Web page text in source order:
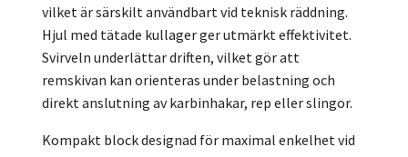
vilket är särskilt användbart vid teknisk räddning.
Hjul med tätade kullager ger utmärkt effektivitet.
Svirveln underlättar driften, vilket gör att
remskivan kan orienteras under belastning och
direkt anslutning av karbinhakar, rep eller slingor.
Kompakt block designad för maximal enkelhet vid